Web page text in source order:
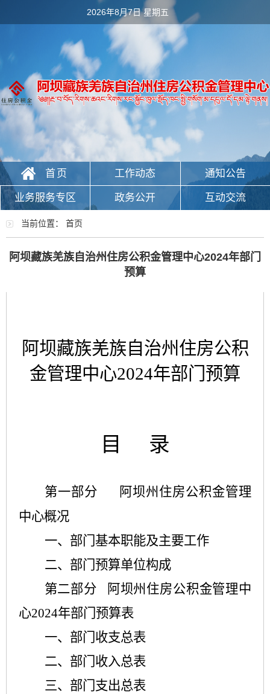
2026年8月7日 星期五
首页 工作动态 通知公告
业务服务专区 政务公开 互动交流
政务服务
当前位置： 首页
阿坝藏族羌族自治州住房公积金管理中心2024年部门
预算
阿坝藏族羌族自治州住房公积
金管理中心2024年部门预算
目 录
第一部分
阿坝州住房公积金管理
中心概况
一、 部门基本职能及主要工作
二、部门预算单位构成
第二部分 阿坝州住房公积金管理中
心2024年部门预算表
一、部门收支总表
二、部门收入总表
三、部门支出总表